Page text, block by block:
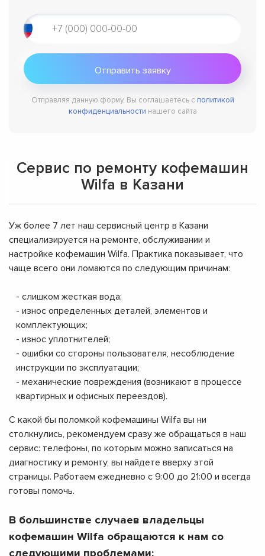
Отправляя данную форму, Вы соглашаетесь с политикой
конфиденциальности нашего сайта
Сервис по ремонту кофемашин
Wilfa в Казани
Уж более 7 лет наш сервисный центр в Казани
специализируется на ремонте, обслуживании и
настройке кофемашин Wilfa. Практика показывает, что
чаще всего они ломаются по следующим причинам:
- слишком жесткая вода;
- износ определенных деталей, элементов и
комплектующих;
- износ уплотнителей;
- ошибки со стороны пользователя, несоблюдение
инструкции по эксплуатации;
- механические повреждения (возникают в процессе
квартирных и офисных переездов).
С какой бы поломкой кофемашины Wilfa вы ни
столкнулись, рекомендуем сразу же обращаться в наш
сервис: телефоны, по которым можно записаться на
диагностику и ремонту, вы найдете вверху этой
страницы. Работаем ежедневно с 9:00 до 21:00 и всегда
готовы помочь.
В большинстве случаев владельцы
кофемашин Wilfa обращаются к нам со
следующими проблемами: